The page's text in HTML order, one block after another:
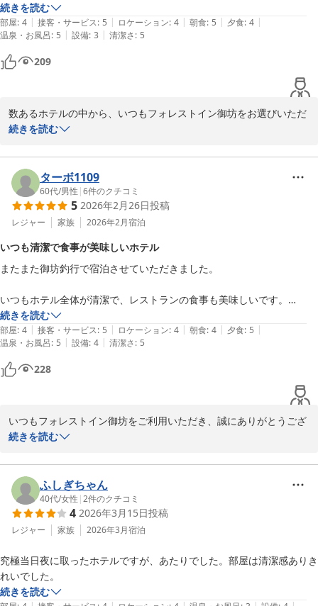
状態や味につきまして改めて確認を行い、今後の参考とさせていた
だきます。
この度は、お忙しい中、口コミ投稿にご協力いただきまして誠にあ
りがとうございます。
今後も現状に甘んじることなく、引き続き皆様に愛され選ばれるホ
お客様のお帰りをスタッフ一同心よりお待ち申し上げております。
フォレスト イン 御坊
2026-06-28
レストランのお食事も数種類から選択できてどれを選んでも外れなく
美味しいです。
今回、初めて上層階に宿泊さて頂きましたが、Wi-Fiが接続しづらか
ったです。
それ以外は、スタッフ様の対応、ホテル全体が清潔の保たれており皆
様の努力が感じ取れました。
た。
今回で現役最後の宿泊となりました。
これからは年金暮らしとなりますが、今後も利用させて頂きますので
続きを読む
部屋: 4 | 接客・サービス: 5 | ロケーション: 4 | 朝食: 5 | 夕食: 4 |
温泉・お風呂: 5 | 設備: 3 | 清潔さ: 5
209
数あるホテルの中から、いつもフォレストイン御坊をお選びいただ
き、誠にありがとうございます。心より御礼申し上げます。
今回も釣り旅行でのご宿泊、そして館内の清潔さやお食事、スタッ
フの対応に温かいお言葉をお寄せいただき、大変嬉しく拝見いたし
ました。
繰り返しご利用いただき、このようなお言葉を頂戴できますこと
は、私どもにとって何よりの励みでございます。
選びいただき、心より御礼申し上げます。
良い釣果となっておられましたら幸いでございます。
しかしながら、上層階でのご宿泊においてWi-Fiが繋がりにくかっ
たとのこと、ご不便をお掛けし誠に申し訳ございません。
Wi-Fiにつきましては、館内設備の点検や回線の見直しを行ってお
りますが、ご滞在中に繋がりにくい場合は、ルーター設備の確認や
お部屋のご変更など、可能な限り対応させていただきますので、お
気軽にお申し付けくださいませ。
この度は、お忙しい中ご投稿いただき誠にありがとうございます。
これから新たな生活を迎えられるとのことですが、今後も変わらず
お越しいただけるとのお言葉を頂戴し、大変光栄に存じます。
客様にお選びいただき、気兼ねなくゆったりと心安らぐ空間をご提
供できるよう、スタッフ一同日々努めてまいります。
次回の釣旅行の際にも、お目に掛かれますことをスタッフ一同心よ
りお待ちしております。
フォレストイン御坊 禰宜元
フォレスト イン 御坊
続きを読む
ターボ1109
60代/男性 |6件のクチコミ
5 2026年2月26日投稿
レジャー 家族 2026年2月宿泊
いつも清潔で食事が美味しいホテル
またまた御坊釣行で宿泊させていただきました。
いつもホテル全体が清潔で、レストランの食事も美味しいです。
スタッフの皆様も笑顔で親切に対応してくださります。
今回も楽しい時間を過ごせました。
本当にありがとうございました。
続きを読む
部屋: 4 | 接客・サービス: 5 | ロケーション: 4 | 朝食: 4 | 夕食: 5 |
温泉・お風呂: 5 | 設備: 4 | 清潔さ: 5
228
いつもフォレストイン御坊をご利用いただき、誠にありがとうござ
います。
今回のご滞在も快適にお過ごしいただけたとのこと、大変嬉しく拝
見いたしました。
また、館内の清潔さやレストランのお食事、スタッフの対応につき
ましても温かいお言葉を頂戴し、心より御礼申し上げます。
め、地元食材を取り入れた一品料理や、ビール・地酒などもご用意
し、お客様に美味しいお料理と温かなおもてなしができるよう日々
精進しております。
続きを読む
ふしぎちゃん
40代/女性 |2件のクチコミ
4 2026年3月15日投稿
レジャー 家族 2026年3月宿泊
究極当日夜に取ったホテルですが、あたりでした。部屋は清潔感ありき
れいでした。
続きを読む